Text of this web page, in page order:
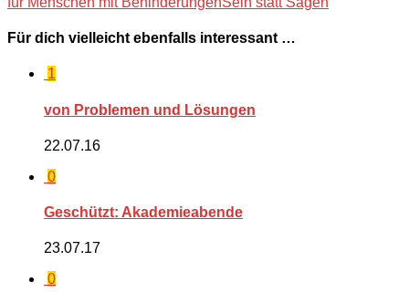
Für dich vielleicht ebenfalls interessant …
1
von Problemen und Lösungen
22.07.16
0
Geschützt: Akademieabende
23.07.17
0